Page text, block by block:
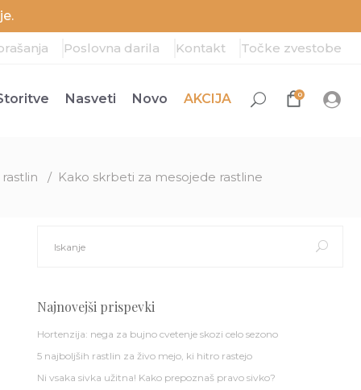
Poslovna darila Kontakt Točke zvestobe
Nasveti Novo AKCIJA 0
/ Kako skrbeti za mesojede rastline
for:
Najnovejši prispevki
Hortenzija: nega za bujno cvetenje skozi celo sezono
5 najboljših rastlin za živo mejo, ki hitro rastejo
Ni vsaka sivka užitna! Kako prepoznaš pravo sivko?